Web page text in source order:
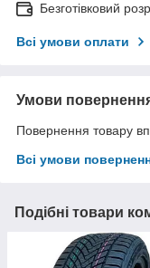
Безготівковий
Всі умови оплати
Умови
Повернення товару
Всі умови
Подібні товари